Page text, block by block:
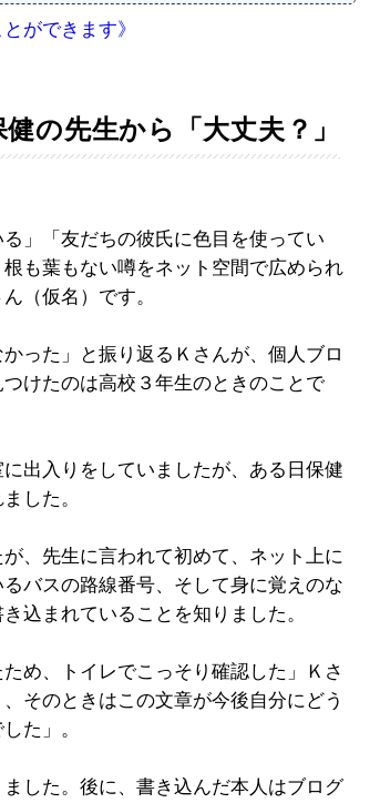
ができます》
の先生から「大丈夫？」
」「友だちの彼氏に色目を使ってい
も葉もない噂をネット空間で広められ
（仮名）です。
った」と振り返るＫさんが、個人ブロ
けたのは高校３年生のときのことで
出入りをしていましたが、ある日保健
した。
、先生に言われて初めて、ネット上に
バスの路線番号、そして身に覚えのな
込まれていることを知りました。
め、トイレでこっそり確認した」Ｋさ
そのときはこの文章が今後自分にどう
た」。
した。後に、書き込んだ本人はブログ